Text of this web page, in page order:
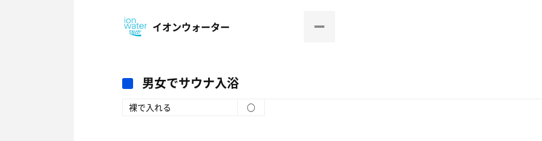
イオンウォーター
男女でサウナ入浴
裸で入れる ○